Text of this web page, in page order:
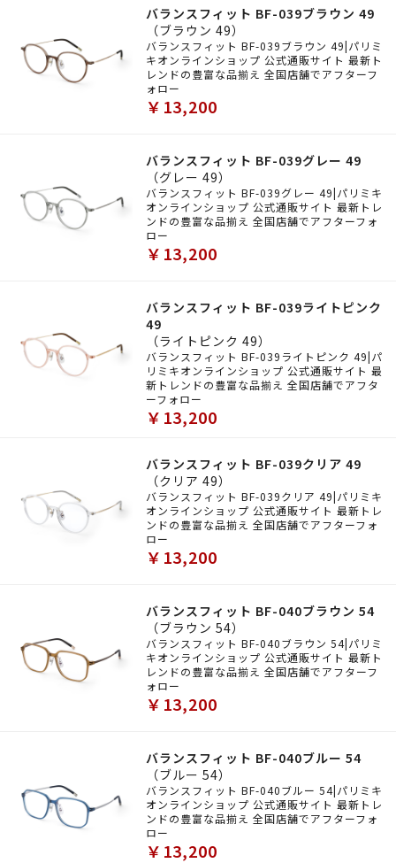
バランスフィット BF-039ブラウン 49
（ブラウン 49）
バランスフィット BF-039ブラウン 49|パリミ
キオンラインショップ 公式通販サイト 最新ト
レンドの豊富な品揃え 全国店舗でアフターフ
ォロー
￥13,200
バランスフィット BF-039グレー 49
（グレー 49）
バランスフィット BF-039グレー 49|パリミキ
オンラインショップ 公式通販サイト 最新トレ
ンドの豊富な品揃え 全国店舗でアフターフォ
ロー
￥13,200
バランスフィット BF-039ライトピンク
49
（ライトピンク 49）
バランスフィット BF-039ライトピンク 49|パ
リミキオンラインショップ 公式通販サイト 最
新トレンドの豊富な品揃え 全国店舗でアフタ
ーフォロー
￥13,200
バランスフィット BF-039クリア 49
（クリア 49）
バランスフィット BF-039クリア 49|パリミキ
オンラインショップ 公式通販サイト 最新トレ
ンドの豊富な品揃え 全国店舗でアフターフォ
ロー
￥13,200
バランスフィット BF-040ブラウン 54
（ブラウン 54）
バランスフィット BF-040ブラウン 54|パリミ
キオンラインショップ 公式通販サイト 最新ト
レンドの豊富な品揃え 全国店舗でアフターフ
ォロー
￥13,200
バランスフィット BF-040ブルー 54
（ブルー 54）
バランスフィット BF-040ブルー 54|パリミキ
オンラインショップ 公式通販サイト 最新トレ
ンドの豊富な品揃え 全国店舗でアフターフォ
ロー
￥13,200